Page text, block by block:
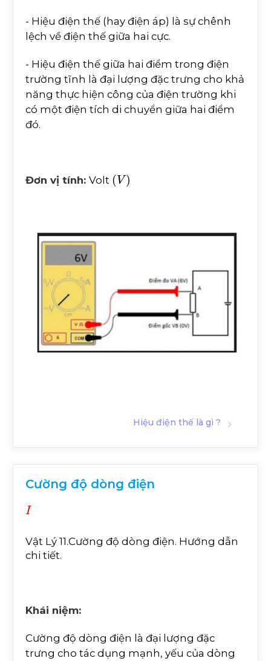
- Hiệu điện thế (hay điện áp) là sự chênh
lệch về điện thế giữa hai cực.
- Hiệu điện thế giữa hai điểm trong điện
trường tĩnh là đại lượng đặc trưng cho khả
năng thực hiện công của điện trường khi
có một điện tích di chuyển giữa hai điểm
đó.
Đơn vị tính: Volt (V)
Hiệu điện thế là gì ?
Cường độ dòng điện
I
Vật Lý 11.Cường độ dòng điện. Hướng dẫn
chi tiết.
Khái niệm:
Cường độ dòng điện là đại lượng đặc
trưng cho tác dụng mạnh, yếu của dòng